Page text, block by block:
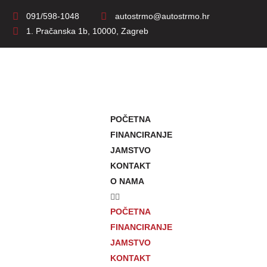
091/598-1048
autostrmo@autostrmo.hr
1. Pračanska 1b, 10000, Zagreb
POČETNA
FINANCIRANJE
JAMSTVO
KONTAKT
O NAMA
POČETNA
FINANCIRANJE
JAMSTVO
KONTAKT